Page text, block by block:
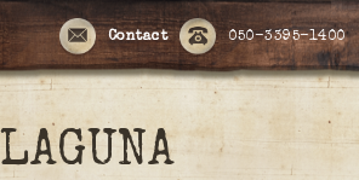
050-3395-1400
Contact
LAGUNA